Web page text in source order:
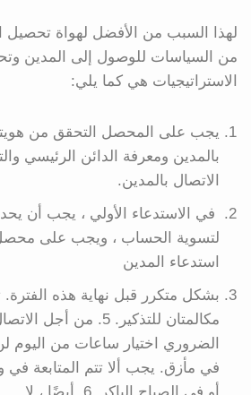
لهذا السبب من الأفضل لهواة تحصيل
من السياسات للوصول إلى المدين
الاستراتيجيات هي كما يلي:
يجب على المحصل التحقق من
بالمدين ومعرفة الدائن الرئيسي
الاتصال بالمدين.
في الاستدعاء الأولي ، يجب أن
لتسوية الحساب ، ويجب على
استدعاء المدين
بشكل متكرر قبل نهاية هذه الفترة.
مكالمتان للتذكير. 5. من
الضروري اختيار ساعات من اليوم
في مأزق. يجب ألا تتم المتابعة